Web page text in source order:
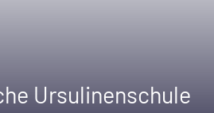
Ursulinenschule